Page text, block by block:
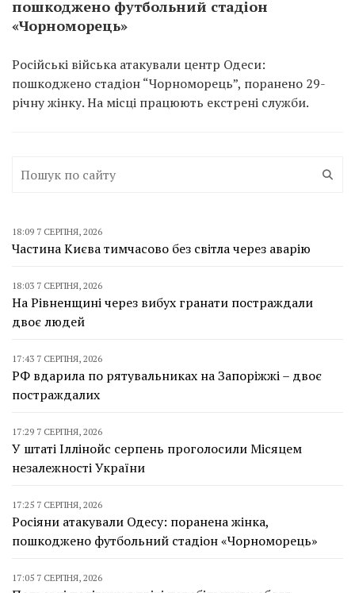
пошкоджено футбольний стадіон
«Чорноморець»
Російські війська атакували центр Одеси:
пошкоджено стадіон “Чорноморець”, поранено 29-
річну жінку. На місці працюють екстрені служби.
18:09 7 СЕРПНЯ, 2026
Частина Києва тимчасово без світла через аварію
18:03 7 СЕРПНЯ, 2026
На Рівненщині через вибух гранати постраждали
двоє людей
17:43 7 СЕРПНЯ, 2026
РФ вдарила по рятувальниках на Запоріжжі – двоє
постраждалих
17:29 7 СЕРПНЯ, 2026
У штаті Іллінойс серпень проголосили Місяцем
незалежності України
17:25 7 СЕРПНЯ, 2026
Росіяни атакували Одесу: поранена жінка,
пошкоджено футбольний стадіон «Чорноморець»
17:05 7 СЕРПНЯ, 2026